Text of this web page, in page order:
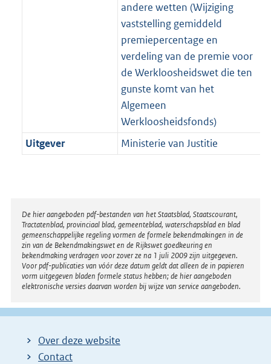
andere wetten (Wijziging
vaststelling gemiddeld
premiepercentage en
verdeling van de premie voor
de Werkloosheidswet die ten
gunste komt van het
Algemeen
Werkloosheidsfonds)
Uitgever
Ministerie van Justitie
Disclaimer
De hier aangeboden pdf-bestanden van het Staatsblad, Staatscourant,
Tractatenblad, provinciaal blad, gemeenteblad, waterschapsblad en blad
gemeenschappelijke regeling vormen de formele bekendmakingen in de
zin van de Bekendmakingswet en de Rijkswet goedkeuring en
bekendmaking verdragen voor zover ze na 1 juli 2009 zijn uitgegeven.
Voor pdf-publicaties van vóór deze datum geldt dat alleen de in papieren
vorm uitgegeven bladen formele status hebben; de hier aangeboden
elektronische versies daarvan worden bij wijze van service aangeboden.
Over deze website
Contact